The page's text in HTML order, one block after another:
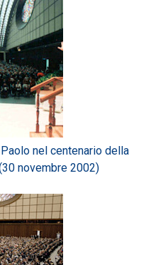
nel centenario della
novembre 2002)